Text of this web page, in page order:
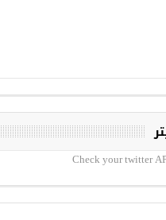
Check your twitter